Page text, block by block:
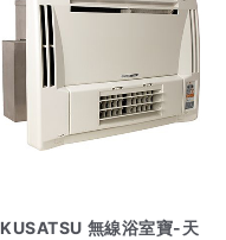
KUSATSU 無線浴室寶-天